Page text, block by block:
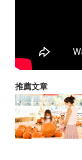
推薦文章